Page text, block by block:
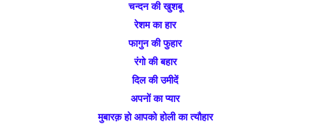
चन्दन की खुशबू
रेशम का हार
फागुन की फुहार
रंगो की बहार
दिल की उमीदें
अपनों का प्यार
मुबारक़ हो आपको होली का त्यौहार